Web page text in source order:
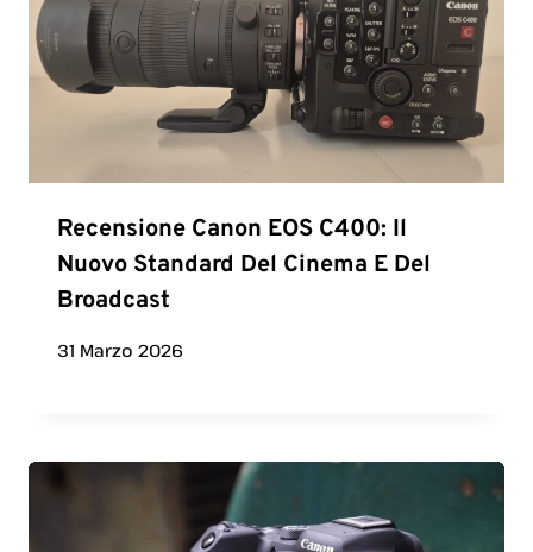
Recensione Canon EOS C400: Il
Nuovo Standard Del Cinema E Del
Broadcast
31 Marzo 2026